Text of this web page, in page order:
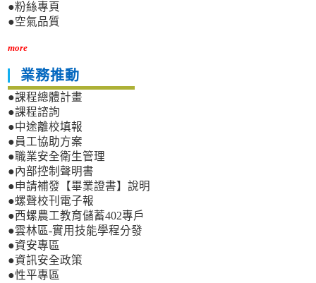
●粉絲專頁
●空氣品質
more
業務推動
●課程總體計畫
●課程諮詢
●中途離校填報
●員工協助方案
●職業安全衛生管理
●內部控制聲明書
●申請補發【畢業證書】說明
●螺聲校刊電子報
●西螺農工教育儲蓄402專戶
●雲林區-實用技能學程分發
●資安專區
●資訊安全政策
●性平專區